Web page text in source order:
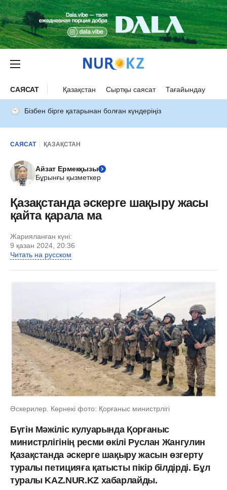
САЯСАТ Қазақстан Сыртқы саясат Тағайындау
Бізбен бірге қатарынан болған күндеріңіз
САЯСАТ ҚАЗАҚСТАН
Айзат Ермекқызы
Бұрынғы қызметкер
Қазақстанда әскерге шақыру жасы
қайта қарала ма
Жарияланған күні:
9 қазан 2024, 20:36
Читать на русском
Әскерилер. Көрнекі фото: Қорғаныс министрлігі
Бүгін Мәжіліс кулуарында Қорғаныс
министрлігінің ресми өкілі Руслан Жангулин
Қазақстанда әскерге шақыру жасын өзгерту
туралы петицияға қатысты пікір білдірді. Бұл
туралы KAZ.NUR.KZ хабарлайды.